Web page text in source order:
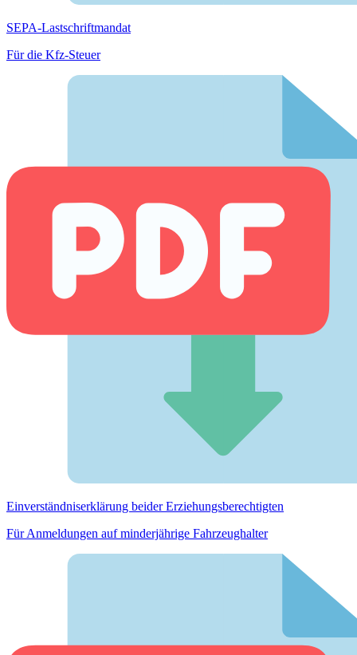
SEPA-Lastschriftmandat
Für die Kfz-Steuer
Einverständnis­erklärung beider Erziehungs­berechtigten
Für Anmeldungen auf minderjährige Fahrzeughalter